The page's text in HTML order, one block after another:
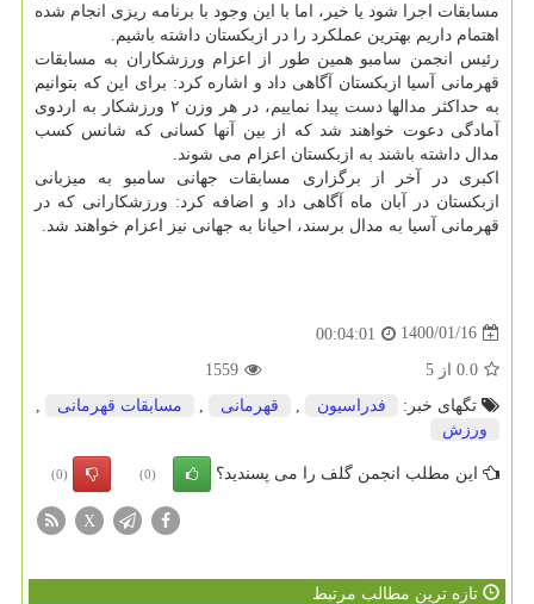
مسابقات اجرا شود یا خیر، اما با این وجود با برنامه ریزی انجام شده
اهتمام داریم بهترین عملکرد را در ازبکستان داشته باشیم.
رئیس انجمن سامبو همین طور از اعزام ورزشکاران به مسابقات
قهرمانی آسیا ازبکستان آگاهی داد و اشاره کرد: برای این که بتوانیم
به حداکثر مدالها دست پیدا نماییم، در هر وزن ۲ ورزشکار به اردوی
آمادگی دعوت خواهند شد که از بین آنها کسانی که شانس کسب
مدال داشته باشند به ازبکستان اعزام می شوند.
اکبری در آخر از برگزاری مسابقات جهانی سامبو به میزبانی
ازبکستان در آبان ماه آگاهی داد و اضافه کرد: ورزشکارانی که در
قهرمانی آسیا به مدال برسند، احیانا به جهانی نیز اعزام خواهند شد.
1400/01/16
00:04:01
0.0 از 5
1559
تگهای خبر:
فدراسیون قهرمانی مسابقات قهرمانی
ورزش
این مطلب انجمن گلف را می پسندید؟ (0)
(0)
X
تازه ترین مطالب مرتبط